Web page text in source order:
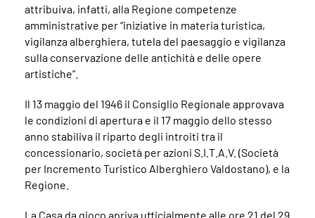
attribuiva, infatti, alla Regione competenze
amministrative per “iniziative in materia turistica,
vigilanza alberghiera, tutela del paesaggio e vigilanza
sulla conservazione delle antichità e delle opere
artistiche”.
Il 13 maggio del 1946 il Consiglio Regionale approvava
le condizioni di apertura e il 17 maggio dello stesso
anno stabiliva il riparto degli introiti tra il
concessionario, società per azioni S.I.T.A.V. (Società
per Incremento Turistico Alberghiero Valdostano), e la
Regione.
La Casa da gioco apriva ufficialmente alle ore 21 del 29